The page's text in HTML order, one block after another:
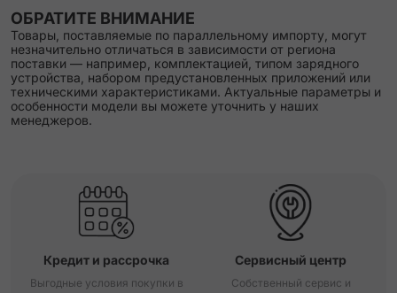
ОБРАТИТЕ ВНИМАНИЕ
Товары, поставляемые по параллельному импорту, могут
незначительно отличаться в зависимости от региона
поставки — например, комплектацией, типом зарядного
устройства, набором предустановленных приложений или
техническими характеристиками. Актуальные параметры и
особенности модели вы можете уточнить у наших
менеджеров.
Кредит и рассрочка
Выгодные условия покупки в
Сервисный центр
Собственный сервис и